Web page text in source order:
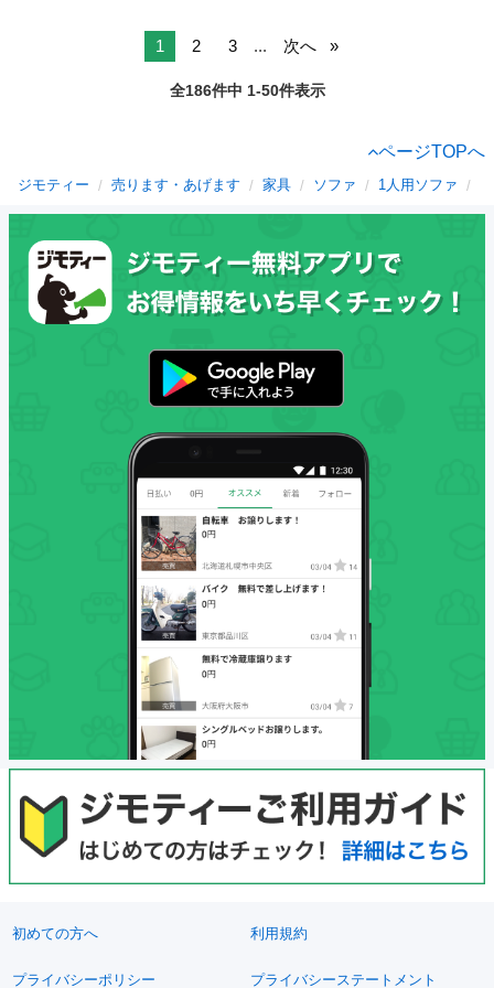
1 2 3 ... 次へ
全186件中 1-50件表示
ページTOPへ
ジモティー 売ります・あげます 家具 ソファ 1人用ソファ
初めての方へ 利用規約
プライバシーポリシー プライバシーステートメント